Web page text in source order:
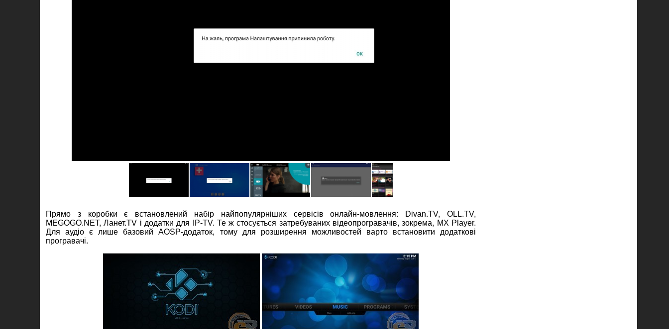
Прямо з коробки є встановлений набір найпопулярніших сервісів онлайн-мовлення: Divan.TV, OLL.TV,
MEGOGO.NET, Ланет.TV і додатки для IP-TV. Те ж стосується затребуваних відеопрогравачів, зокрема, MX Player.
Для аудіо є лише базовий AOSP-додаток, тому для розширення можливостей варто встановити додаткові
програвачі.